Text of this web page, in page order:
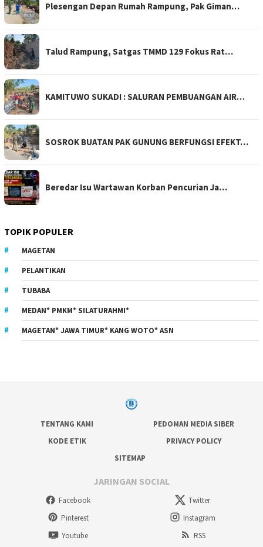
Plesengan Depan Rumah Rampung, Pak Giman…
Talud Rampung, Satgas TMMD 129 Fokus Rat…
KAMITUWO SUKADI : SALURAN PEMBUANGAN AIR…
SOSROK BUATAN PAK GUNUNG BERFUNGSI EFEKT…
Beredar Isu Wartawan Korban Pencurian Ja…
TOPIK POPULER
MAGETAN
PELANTIKAN
TUBABA
MEDAN* PMKM* SILATURAHMI*
MAGETAN* JAWA TIMUR* KANG WOTO* ASN
TENTANG KAMI
PEDOMAN MEDIA SIBER
KODE ETIK
PRIVACY POLICY
SITEMAP
JARINGAN SOCIAL
Facebook
Twitter
Pinterest
Instagram
Youtube
RSS